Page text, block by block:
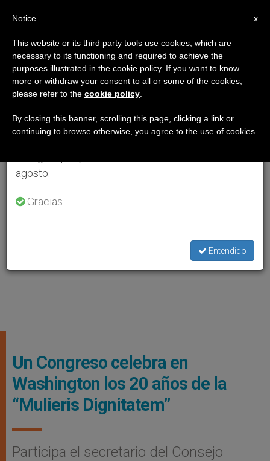
Un Congreso celebra en
Washington los 20 años de la
“Mulieris Dignitatem”
Participa el secretario del Consejo
×
Aviso importante
Del 27 de julio al 7 de agosto haremos la pausa
anual, aprovechando que en el periodo de verano
se generan menos informaciones y también el
agosto.
Gracias.
Entendido
x
Notice
This website or its third party tools use cookies, which are
necessary to its functioning and required to achieve the
purposes illustrated in the cookie policy. If you want to know
more or withdraw your consent to all or some of the cookies,
please refer to the cookie policy
By closing this banner, scrolling this page, clicking a link or
continuing to browse otherwise, you agree to the use of cookies.